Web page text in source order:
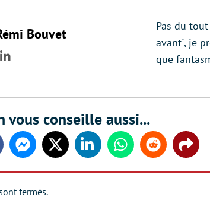
Bouvet
LinkedIn
Pas du
avant", je
que
vous conseille aussi...
MessengerTwitter LinkedinWhatsappReddit Share
fermés.